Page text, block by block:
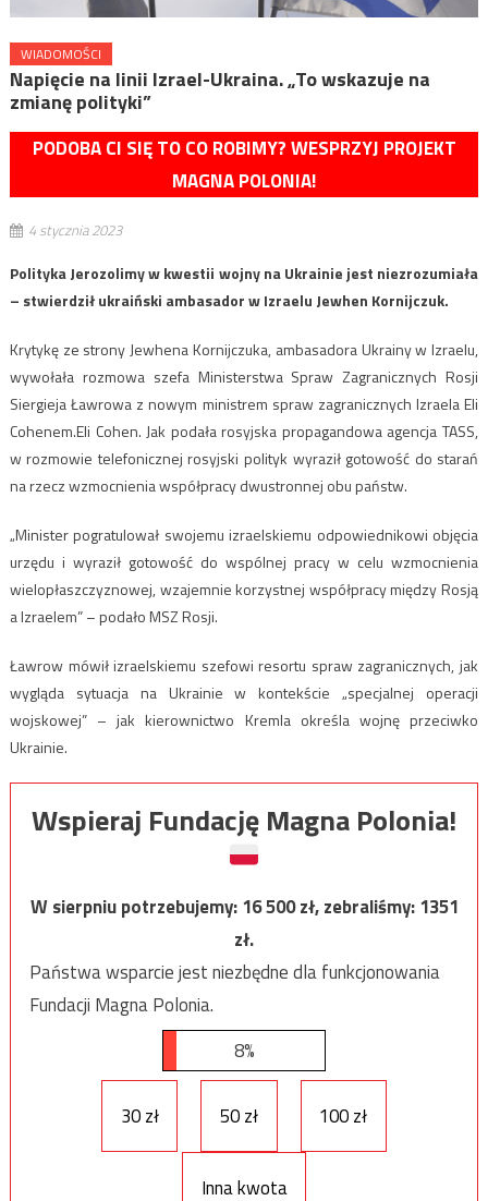
WIADOMOŚCI
Napięcie na linii Izrael-Ukraina. „To wskazuje na
zmianę polityki”
PODOBA CI SIĘ TO CO ROBIMY? WESPRZYJ PROJEKT
MAGNA POLONIA!
4 stycznia 2023
Polityka Jerozolimy w kwestii wojny na Ukrainie jest niezrozumiała
– stwierdził ukraiński ambasador w Izraelu Jewhen Kornijczuk.
Krytykę ze strony Jewhena Kornijczuka, ambasadora Ukrainy w Izraelu,
wywołała rozmowa szefa Ministerstwa Spraw Zagranicznych Rosji
Siergieja Ławrowa z nowym ministrem spraw zagranicznych Izraela Eli
Cohenem.Eli Cohen. Jak podała rosyjska propagandowa agencja TASS,
w rozmowie telefonicznej rosyjski polityk wyraził gotowość do starań
na rzecz wzmocnienia współpracy dwustronnej obu państw.
„Minister pogratulował swojemu izraelskiemu odpowiednikowi objęcia
urzędu i wyraził gotowość do wspólnej pracy w celu wzmocnienia
wielopłaszczyznowej, wzajemnie korzystnej współpracy między Rosją
a Izraelem” – podało MSZ Rosji.
Ławrow mówił izraelskiemu szefowi resortu spraw zagranicznych, jak
wygląda sytuacja na Ukrainie w kontekście „specjalnej operacji
wojskowej” – jak kierownictwo Kremla określa wojnę przeciwko
Ukrainie.
Wspieraj Fundację Magna Polonia!
W sierpniu potrzebujemy:16 500zł, zebraliśmy:1351
zł.
Państwa wsparcie jest niezbędne dla funkcjonowania
Fundacji Magna Polonia.
8%
30 zł 50 zł 100 zł
Inna kwota